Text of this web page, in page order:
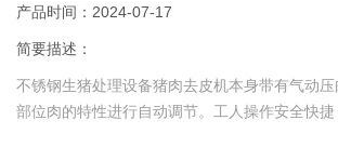
产品时间：2024-07-17
简要描述：
不锈钢生猪处理设备猪肉去皮机本身带有气动
部位肉的特性进行自动调节。工人操作安全快捷